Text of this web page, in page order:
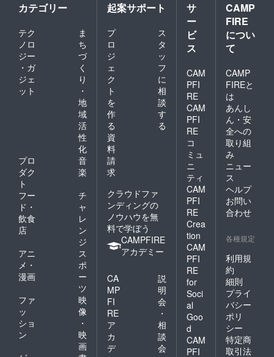
カテゴリー
テク
ノロ
ジー
・ガ
ジェ
ット
ま
ち
づ
く
り
・
地
域
活
性
化
プロ
ダク
ト
音
楽
フー
ド・
飲食
店
チ
ャ
レ
ン
ジ
アニ
メ・
漫画
ス
ポ
ー
ツ
ファ
ッ
ショ
ン
映
像
・
映
画
起案サポート
プ
ロ
ジ
ェ
ク
ト
を
作
る
ス
タ
ッ
フ
に
相
談
す
る
資
料
請
求
クラウドファ
ンディングの
ノウハウを無
料で学ぼう
CAMPFIRE
アカデミー
CA
MP
FI
RE
ア
カ
デ
説
明
会
・
相
談
会
サ
ー
ビ
ス
CAM
PFI
RE
CAM
PFI
RE
コ
ミュ
ニ
ティ
CAM
PFI
RE
Crea
tion
CAM
PFI
RE
for
Soci
al
Goo
d
CAM
PFI
CAMP
FIRE
につい
て
CAMP
FIREと
は
あんし
ん・安
全への
取り組
み
ニュー
ス
ヘルプ
お問い
合わせ
各種規定
利用規
約
細則
プライ
バシー
ポリ
シー
特定商
取引法